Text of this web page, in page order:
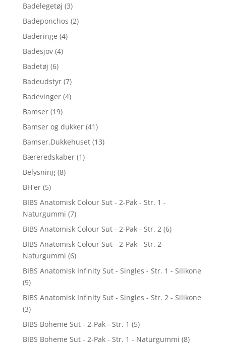
Badelegetøj (3)
Badeponchos (2)
Baderinge (4)
Badesjov (4)
Badetøj (6)
Badeudstyr (7)
Badevinger (4)
Bamser (19)
Bamser og dukker (41)
Bamser,Dukkehuset (13)
Bæreredskaber (1)
Belysning (8)
BH'er (5)
BIBS Anatomisk Colour Sut - 2-Pak - Str. 1 -
Naturgummi (7)
BIBS Anatomisk Colour Sut - 2-Pak - Str. 2 (6)
BIBS Anatomisk Colour Sut - 2-Pak - Str. 2 -
Naturgummi (6)
BIBS Anatomisk Infinity Sut - Singles - Str. 1 - Silikone
(9)
BIBS Anatomisk Infinity Sut - Singles - Str. 2 - Silikone
(3)
BIBS Boheme Sut - 2-Pak - Str. 1 (5)
BIBS Boheme Sut - 2-Pak - Str. 1 - Naturgummi (8)